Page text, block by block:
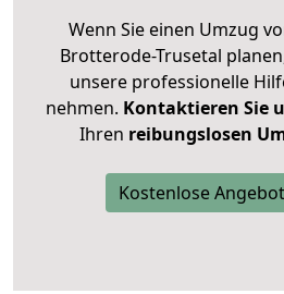
Wenn Sie einen Umzug
Brotterode-Trusetal
unsere professionelle
nehmen. Kontaktieren Sie
Ihren reibungslosen
Kostenlose